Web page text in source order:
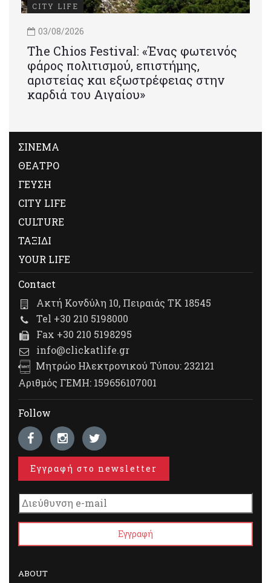
CITY LIFE
03/08/2026
Τhe Chios Festival: «Ένας φωτεινός
φάρος πολιτισμού, επιστήμης,
αριστείας και εξωστρέφειας στην
καρδιά του Αιγαίου»
ΣΙΝΕΜΑ
ΘΕΑΤΡΟ
ΓΕΥΣΗ
CITY LIFE
CULTURE
ΤΑΞΙΔΙ
YOUR LIFE
Contact
Ακτή Κονδύλη 10, Πειραιάς ΤΚ 18545
Tel +30 210 5198000
Fax +30 210 5198295
info@clickatlife.gr
Μητρώο Ηλεκτρονικού Τύπου: 232121
Αριθμός ΓΕΜΗ: 159656107001
Follow
Εγγραφή στο newsletter
ABOUT